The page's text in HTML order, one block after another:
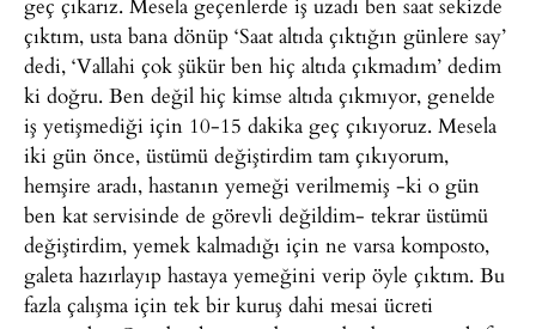
çıktım, usta bana dönüp ‘Saat altıda çıktığın günlere say’
dedi, ‘Vallahi çok şükür ben hiç altıda çıkmadım’ dedim
ki doğru. Ben değil hiç kimse altıda çıkmıyor, genelde
iş yetişmediği için 10-15 dakika geç çıkıyoruz. Mesela
iki gün önce, üstümü değiştirdim tam çıkıyorum,
hemşire aradı, hastanın yemeği verilmemiş -ki o gün
ben kat servisinde de görevli değildim- tekrar üstümü
değiştirdim, yemek kalmadığı için ne varsa komposto,
galeta hazırlayıp hastaya yemeğini verip öyle çıktım. Bu
fazla çalışma için tek bir kuruş dahi mesai ücreti